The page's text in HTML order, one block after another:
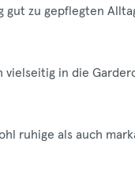
zu gepflegten
in die
ruhige als auch